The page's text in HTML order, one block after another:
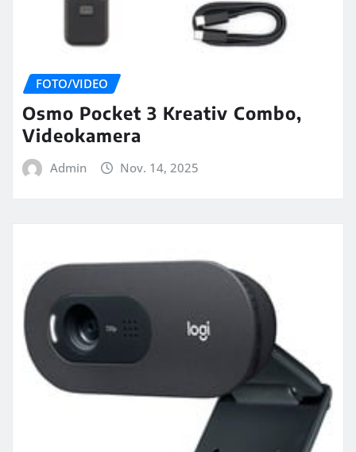
FOTO/VIDEO
Osmo Pocket 3 Kreativ Combo,
Videokamera
Admin Nov. 14, 2025